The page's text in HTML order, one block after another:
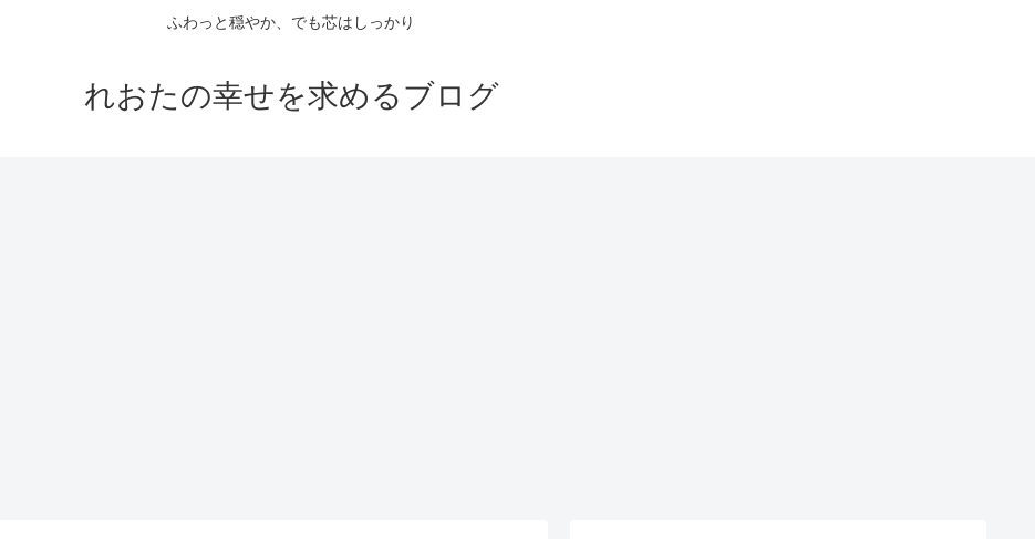
ふわっと穏やか、でも芯はしっかり
れおたの幸せを求めるブログ